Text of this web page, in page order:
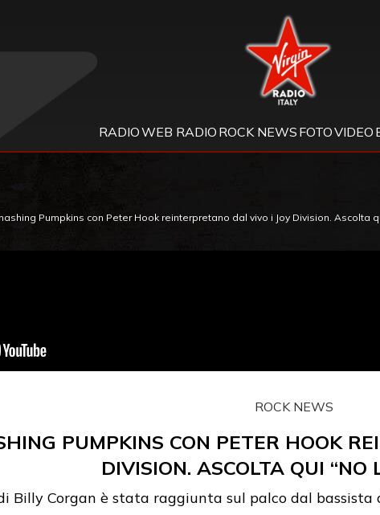
Virgin Radio
RADIOWEB RADIO ROCK NEWS FOTOVIDEO
Pumpkins con Peter Hook reinterpretano dal vivo i Joy Division. Ascolta
ROCK NEWS
PUMPKINS CON PETER HOOK
DIVISION. ASCOLTA QUI “NO
Billy Corgan è stata raggiunta sul palco dal